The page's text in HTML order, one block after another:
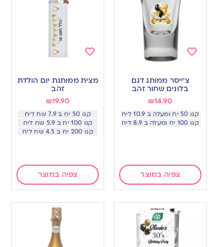
wishlist
צ׳ייסר ממותג דגם
בלונים שחור זהב
₪14.90
קנו 50 יח ומעלה ב 10.9 ליח
קנו 100 יח ומעלה ב 8.9 ליח
צפיה במוצר
to
מצית ממותגת יום הולדת
זהב
₪19.90
קנו 50 יח ב 7.9 שח ליח
קנו 100 יח ב 5.9 שח ליח
קנו 200 יח ב 4.5 שח ליח
צפיה במוצר